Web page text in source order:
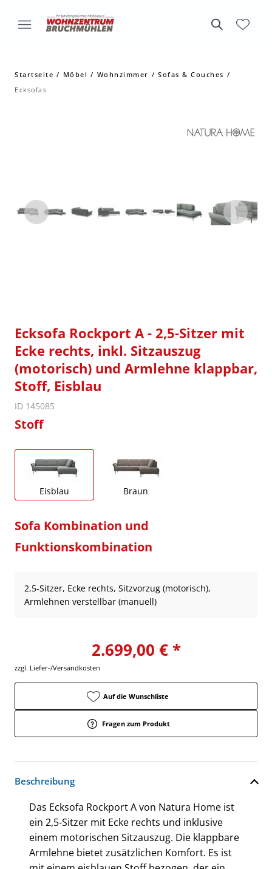
Startseite Möbel Wohnzimmer
Sofas & Couches
Ecksofas
Ecksofa Rockport A - 2,5-Sitzer mit
Ecke rechts, inkl. Sitzauszug
(motorisch) und Armlehne klappbar,
Stoff, Eisblau
ID 145085
Stoff
Eisblau Braun
Sofa Kombination und
Funktionskombination
2,5-Sitzer, Ecke rechts, Sitzvorzug (motorisch),
Armlehnen verstellbar (manuell)
2.699,00 € *
zzgl. Liefer-/Versandkosten
Auf die Wunschliste
Fragen zum Produkt
Beschreibung
Das Ecksofa Rockport A von Natura Home ist
ein 2,5-Sitzer mit Ecke rechts und inklusive
einem motorischen Sitzauszug. Die klappbare
Armlehne bietet zusätzlichen Komfort. Es ist